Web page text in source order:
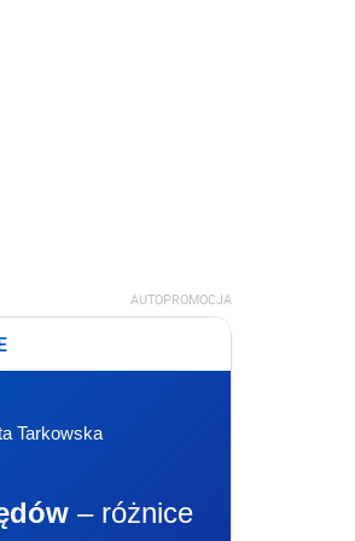
AUTOPROMOCJA
Tarkowska
– różnice